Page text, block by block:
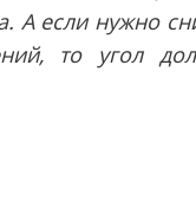
А если нужно
то угол